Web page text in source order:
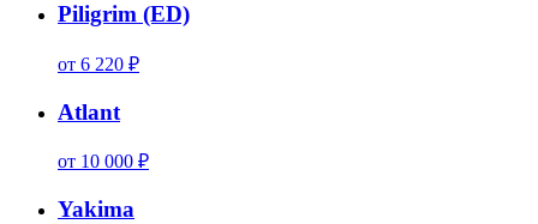
Piligrim (ED)
от 6 220 ₽
Atlant
от 10 000 ₽
Yakima